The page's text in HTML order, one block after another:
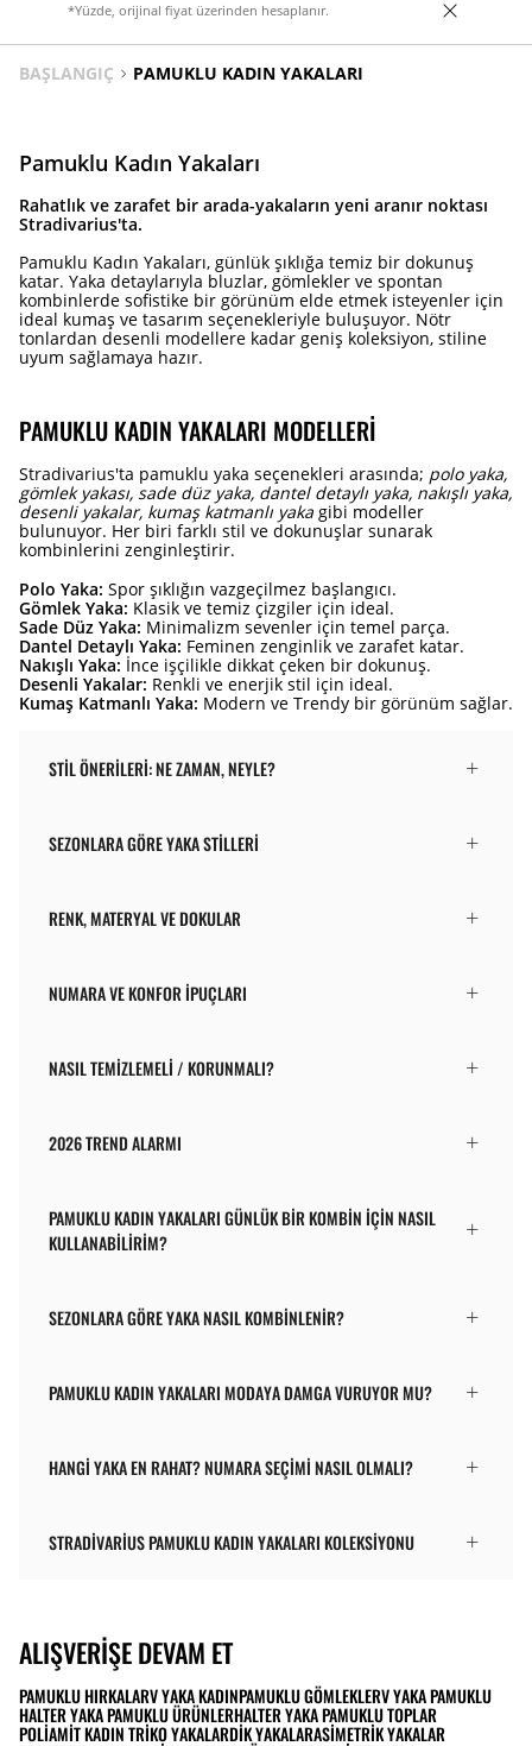
*Yüzde, orijinal fiyat üzerinden hesaplanır.
BAŞLANGIÇ PAMUKLU KADIN YAKALARI
Pamuklu Kadın Yakaları
Rahatlık ve zarafet bir arada-yakaların yeni aranır noktası
Stradivarius'ta.
Pamuklu Kadın Yakaları, günlük şıklığa temiz bir dokunuş
katar. Yaka detaylarıyla bluzlar, gömlekler ve spontan
kombinlerde sofistike bir görünüm elde etmek isteyenler için
ideal kumaş ve tasarım seçenekleriyle buluşuyor. Nötr
tonlardan desenli modellere kadar geniş koleksiyon, stiline
uyum sağlamaya hazır.
PAMUKLU KADIN YAKALARI MODELLERI
Stradivarius'ta pamuklu yaka seçenekleri arasında; polo yaka,
gömlek yakası, sade düz yaka, dantel detaylı yaka, nakışlı yaka,
desenli yakalar, kumaş katmanlı yaka gibi modeller
bulunuyor. Her biri farklı stil ve dokunuşlar sunarak
kombinlerini zenginleştirir.
Polo Yaka: Spor şıklığın vazgeçilmez başlangıcı.
Gömlek Yaka: Klasik ve temiz çizgiler için ideal.
Sade Düz Yaka: Minimalizm sevenler için temel parça.
Dantel Detaylı Yaka: Feminen zenginlik ve zarafet katar.
Nakışlı Yaka: İnce işçilikle dikkat çeken bir dokunuş.
Desenli Yakalar: Renkli ve enerjik stil için ideal.
Kumaş Katmanlı Yaka: Modern ve Trendy bir görünüm sağlar.
STIL ÖNERILERI: NE ZAMAN, NEYLE?
SEZONLARA GÖRE YAKA STILLERI
RENK, MATERYAL VE DOKULAR
NUMARA VE KONFOR İPUÇLARI
NASIL TEMIZLEMELI / KORUNMALI?
2026 TREND ALARMI
PAMUKLU KADIN YAKALARI GÜNLÜK BIR KOMBIN IÇIN NASIL
KULLANABILIRIM?
SEZONLARA GÖRE YAKA NASIL KOMBINLENIR?
PAMUKLU KADIN YAKALARI MODAYA DAMGA VURUYOR MU?
HANGI YAKA EN RAHAT? NUMARA SEÇIMI NASIL OLMALI?
STRADIVARIUS PAMUKLU KADIN YAKALARI KOLEKSIYONU
ALIŞVERIŞE DEVAM ET
PAMUKLU HIRKALARV YAKA KADINPAMUKLU GÖMLEKLERV YAKA PAMUKLU
HALTER YAKA PAMUKLU ÜRÜNLERHALTER YAKA PAMUKLU TOPLAR
POLIAMIT KADIN TRIKO YAKALARDIK YAKALARASIMETRIK YAKALAR